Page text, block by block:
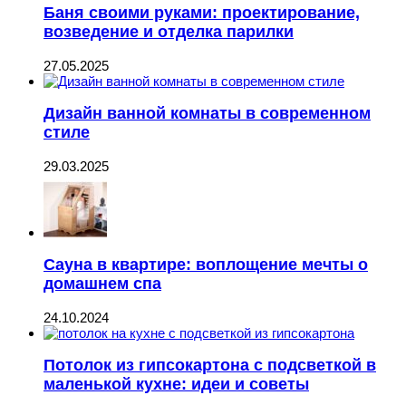
Баня своими руками: проектирование,
возведение и отделка парилки
27.05.2025
Дизайн ванной комнаты в современном
стиле
29.03.2025
Сауна в квартире: воплощение мечты о
домашнем спа
24.10.2024
Потолок из гипсокартона с подсветкой в
маленькой кухне: идеи и советы